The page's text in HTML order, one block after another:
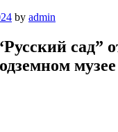
by admin
сад”